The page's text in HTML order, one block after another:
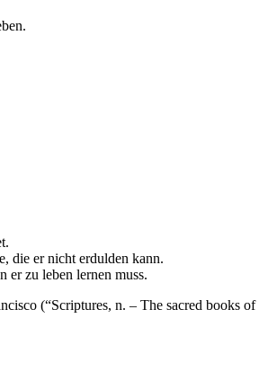
die er nicht erdulden kann.
er zu leben lernen muss.
(“Scriptures, n. – The sacred books